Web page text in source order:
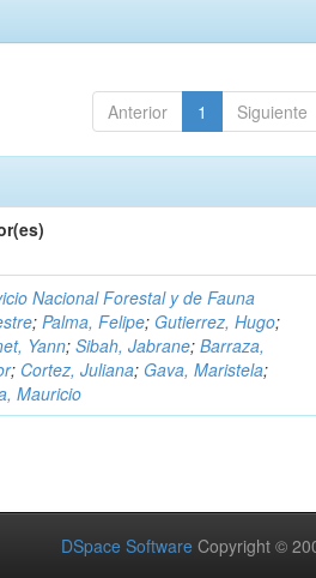
Anterior 1 Siguiente
Nacional Forestal y de Fauna
;Palma, Felipe; Gutierrez, Hugo;
Yann;Sibah, Jabrane;Barraza,
; Cortez, Juliana; Gava, Maristela;
Mauricio
DSpace Software Copyright ©